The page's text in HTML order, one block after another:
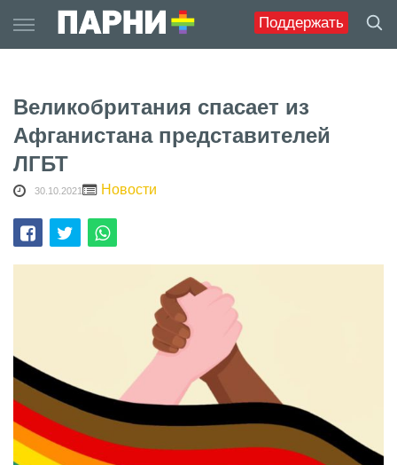
Поддержать
to
content
Великобритания спасает из
Афганистана представителей
ЛГБТ
30.10.2021 Новости